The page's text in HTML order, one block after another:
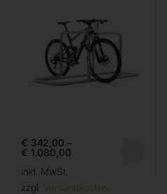
€ 342,00 –
€ 1.080,00
inkl. MwSt.
zzgl. Versandkosten